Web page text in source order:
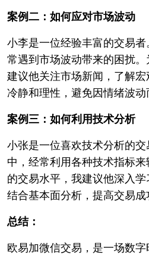
案例二：如何应对市场波动
小李是一位经验丰富的交易
常遇到市场波动带来的困扰
建议他关注市场新闻，了解
冷静和理性，避免因情绪波动
案例三：如何利用技术分析
小张是一位喜欢技术分析的
中，经常利用各种技术指标
的交易水平，我建议他深入
结合基本面分析，提高交易成
总结：
欧易加微信交易，是一场数字